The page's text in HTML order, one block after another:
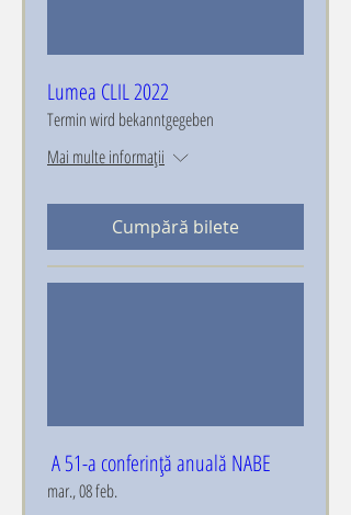
Lumea CLIL 2022
Termin wird bekanntgegeben
Mai multe informații
Cumpără bilete
​​​​ A 51-a conferință anuală NABE
mar., 08 feb.